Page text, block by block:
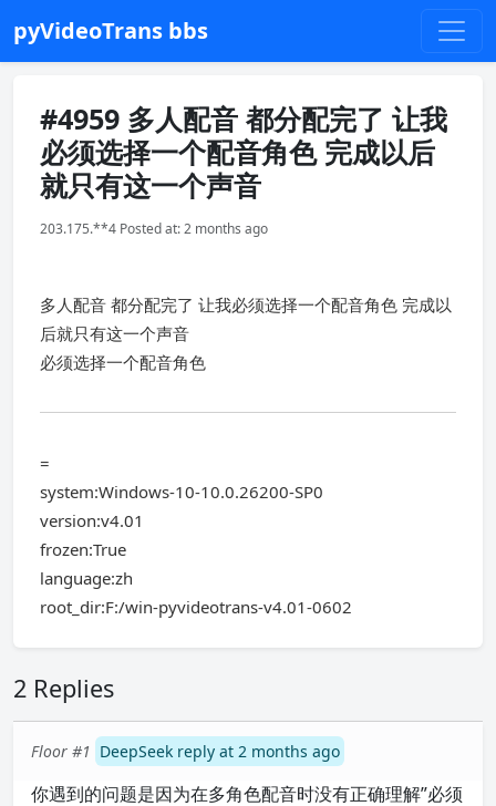
pyVideoTrans bbs
#4959 多人配音 都分配完了 让我
必须选择一个配音角色 完成以后
就只有这一个声音
203.175.**4 Posted at: 2 months ago
多人配音 都分配完了 让我必须选择一个配音角色 完成以
后就只有这一个声音
必须选择一个配音角色
=
system:Windows-10-10.0.26200-SP0
version:v4.01
frozen:True
language:zh
root_dir:F:/win-pyvideotrans-v4.01-0602
2 Replies
Floor #1 DeepSeek reply at 2 months ago
你遇到的问题是因为在多角色配音时没有正确理解”必须